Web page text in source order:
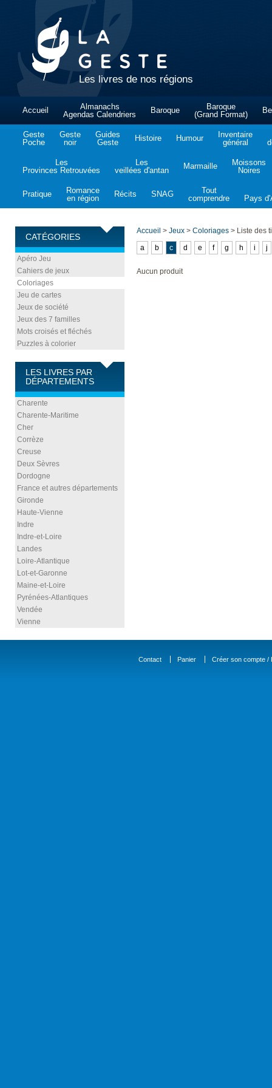
Les livres de nos régions
Accueil
Almanachs
Agendas Calendriers
Baroque
Baroque
(Grand Format)
Geste
Poche
Geste
noir
Guides
Geste
Histoire Humour
Inventaire
général
Les
Provinces Retrouvées
Les
veillées d'antan
Marmaille
Moissons
Noires
Pratique
Romance
en région
Récits SNAG
Tout
comprendre
Pays
CATÉGORIES
Apéro Jeu
Cahiers de jeux
Coloriages
Jeu de cartes
Jeux de société
Jeux des 7 familles
Mots croisés et fléchés
Puzzles à colorier
LES LIVRES PAR
DÉPARTEMENTS
Charente
Charente-Maritime
Cher
Corrèze
Creuse
Deux Sèvres
Dordogne
France et autres départements
Gironde
Haute-Vienne
Indre
Indre-et-Loire
Landes
Loire-Atlantique
Lot-et-Garonne
Maine-et-Loire
Pyrénées-Atlantiques
Vendée
Vienne
Accueil > Jeux > Coloriages > Liste des
a
b c d e f g h i j
Aucun produit
Contact Panier Créer son compte /